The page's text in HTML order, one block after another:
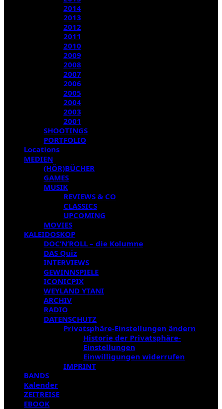
2014
2013
2012
2011
2010
2009
2008
2007
2006
2005
2004
2003
2001
SHOOTINGS
PORTFOLIO
Locations
MEDIEN
(HÖR)BÜCHER
GAMES
MUSIK
REVIEWS & CO
CLASSICS
UPCOMING
MOVIES
KALEIDOSKOP
DOC’N’ROLL – die Kolumne
DAS Quiz
INTERVIEWS
GEWINNSPIELE
ICONICPIX
WEYLAND YTANI
ARCHIV
RADIO
DATENSCHUTZ
Privatsphäre-Einstellungen ändern
Historie der Privatsphäre-
Einstellungen
Einwilligungen widerrufen
IMPRINT
BANDS
Kalender
ZEITREISE
EBOOK